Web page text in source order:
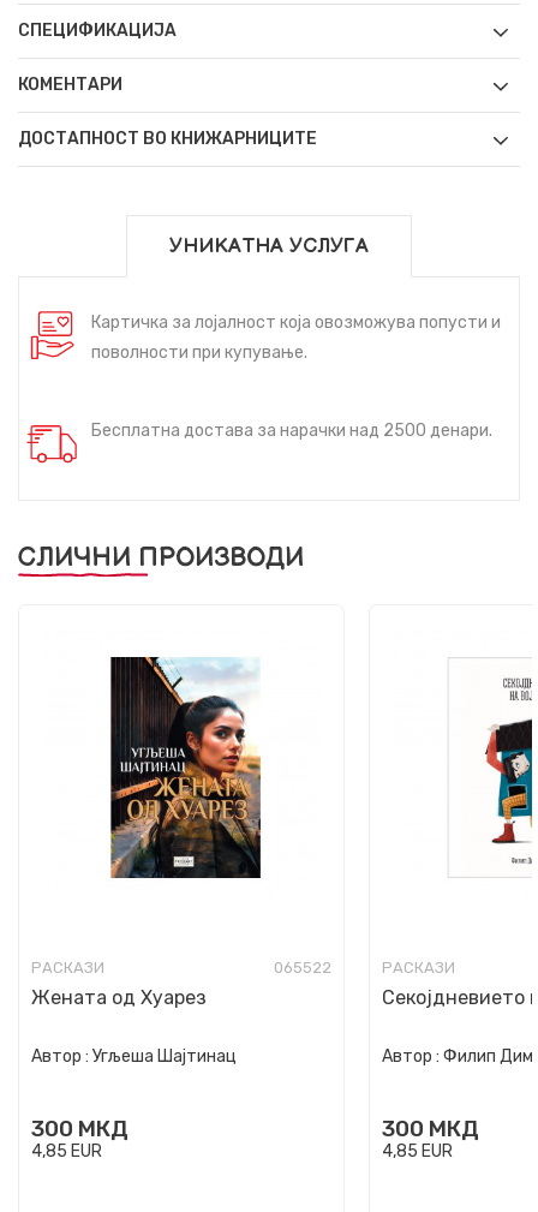
СПЕЦИФИКАЦИЈА
КОМЕНТАРИ
ДОСТАПНОСТ ВО КНИЖАРНИЦИТЕ
УНИКАТНА УСЛУГА
Картичка за лојалност која овозможува попусти и
поволности при купување.
Бесплатна достава за нарачки над 2500 денари.
СЛИЧНИ ПРОИЗВОДИ
РАСКАЗИ 065522
Жената од Хуарез
Автор : Угљеша Шајтинац
300 МКД
4,85 EUR
РАСКАЗИ
Секојдневието
Автор : Филип
300 МКД
4,85 EUR